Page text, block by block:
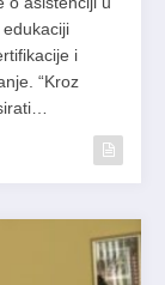
i
“Kroz